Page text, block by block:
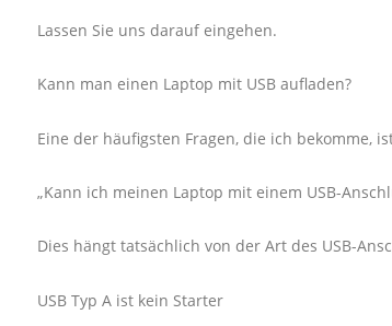
Lassen Sie uns darauf eingehen.
Kann man einen Laptop mit USB aufladen?
Eine der häufigsten Fragen, die ich bekomme,
„Kann ich meinen Laptop mit einem USB-
Dies hängt tatsächlich von der Art des USB-
USB Typ A ist kein Starter